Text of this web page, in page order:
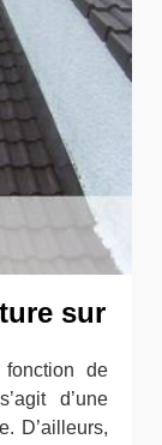
sur
de
d’une
D’ailleurs,